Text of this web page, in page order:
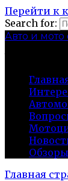
Перейти к
Search for:
Авто и мото
Обзоры
Главная